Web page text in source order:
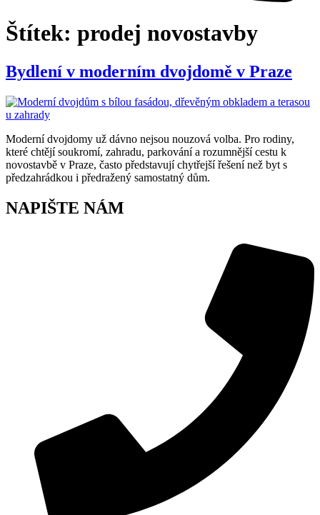
Štítek: prodej novostavby
Bydlení v moderním dvojdomě v Praze
Moderní dvojdomy už dávno nejsou nouzová volba. Pro rodiny,
které chtějí soukromí, zahradu, parkování a rozumnější cestu k
novostavbě v Praze, často představují chytřejší řešení než byt s
předzahrádkou i předražený samostatný dům.
NAPIŠTE NÁM